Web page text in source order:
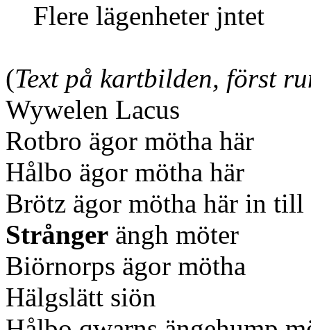
Flere lägenheter jntet
(Text på kartbilden, först
Wywelen Lacus
Rotbro ägor mötha här
Hålbo ägor mötha här
Brötz ägor mötha här in till
Strånger ängh möter
Biörnorps ägor mötha
Hälgslätt siön